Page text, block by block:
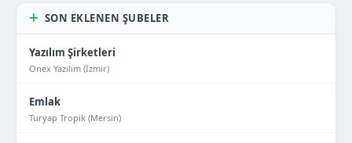
SON EKLENEN ŞUBELER
Yazılım Şirketleri
Onex Yazılım (İzmir)
Emlak
Turyap Tropik (Mersin)